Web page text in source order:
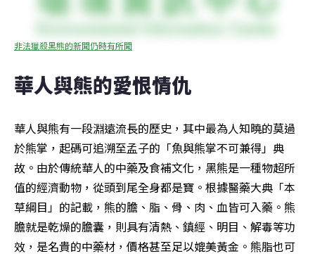
非法獵殺黑熊的新聞仍時有所聞
華人與熊的愛恨情仇
華人與熊有一段淵遠流長的歷史，其中最為人知曉的莫過
於熊掌，起碼可追溯至孟子的「魚與熊掌不可兼得」典
故。由於傳統華人的中藥及食補文化，黑熊是一種物超所
值的經濟動物，從頭到尾全身都是寶。根據醫藥大典「本
草綱目」的記載，熊的膽、脂、骨、肉、血皆可入藥。熊
膽就是乾燥的膽囊，則具有清熱、鎮經、明目、解毒等功
效，是名貴的中藥材，價格甚至足以媲美黃金。熊脂也可